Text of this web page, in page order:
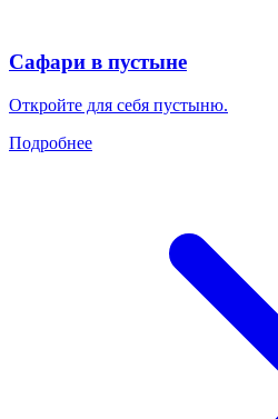
Сафари в пустыне
Откройте для себя пустыню.
Подробнее